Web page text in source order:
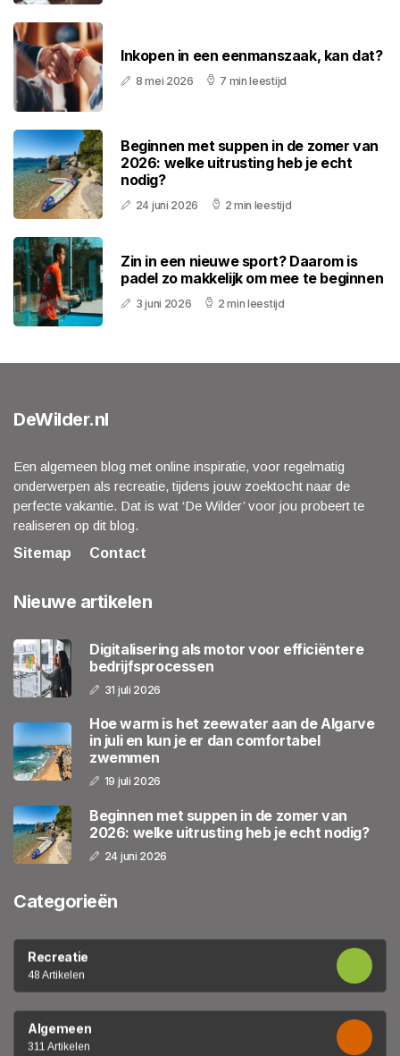
Inkopen in een eenmanszaak, kan dat?
8 mei 2026 7 min leestijd
Beginnen met suppen in de zomer van
2026: welke uitrusting heb je echt
nodig?
24 juni 2026 2 min leestijd
Zin in een nieuwe sport? Daarom is
padel zo makkelijk om mee te beginnen
3 juni 2026 2 min leestijd
DeWilder.nl
Een algemeen blog met online inspiratie, voor regelmatig
onderwerpen als recreatie, tijdens jouw zoektocht naar de
perfecte vakantie. Dat is wat ‘De Wilder’ voor jou probeert te
realiseren op dit blog.
Sitemap
Contact
Nieuwe artikelen
Digitalisering als motor voor efficiëntere
bedrijfsprocessen
31 juli 2026
Hoe warm is het zeewater aan de Algarve
in juli en kun je er dan comfortabel
zwemmen
19 juli 2026
Beginnen met suppen in de zomer van
2026: welke uitrusting heb je echt nodig?
24 juni 2026
Categorieën
Recreatie
48 Artikelen
Algemeen
311 Artikelen